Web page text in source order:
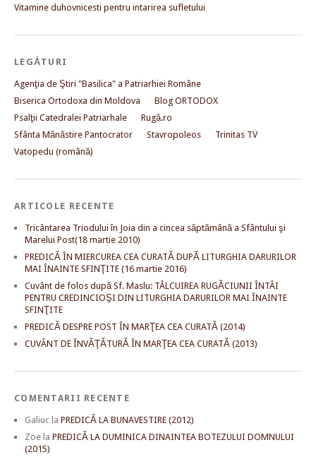
Vitamine duhovnicesti pentru intarirea sufletului
LEGĂTURI
Agenţia de Ştiri "Basilica" a Patriarhiei Române
Biserica Ortodoxa din Moldova
Blog ORTODOX
Psalţii Catedralei Patriarhale
Rugă.ro
Sfânta Mănăstire Pantocrator
Stavropoleos
Trinitas TV
Vatopedu (română)
ARTICOLE RECENTE
Tricântarea Triodului în Joia din a cincea săptămână a Sfântului şi
Marelui Post(18 martie 2010)
PREDICĂ ÎN MIERCUREA CEA CURATĂ DUPĂ LITURGHIA DARURILOR
MAI ÎNAINTE SFINŢITE (16 martie 2016)
Cuvânt de folos după Sf. Maslu: TÂLCUIREA RUGĂCIUNII ÎNTÂI
PENTRU CREDINCIOŞI DIN LITURGHIA DARURILOR MAI ÎNAINTE
SFINŢITE
PREDICĂ DESPRE POST ÎN MARŢEA CEA CURATĂ (2014)
CUVÂNT DE ÎNVĂŢĂTURĂ ÎN MARŢEA CEA CURATĂ (2013)
COMENTARII RECENTE
Galiuc la PREDICĂ LA BUNAVESTIRE (2012)
Zoe la PREDICĂ LA DUMINICA DINAINTEA BOTEZULUI DOMNULUI
(2015)